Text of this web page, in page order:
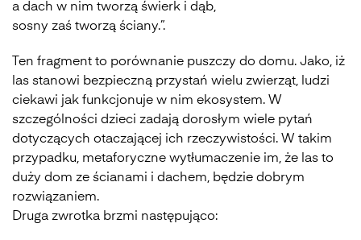
a dach w nim tworzą świerk i dąb,
sosny zaś tworzą ściany.”.
Ten fragment to porównanie puszczy do domu. Jako, iż
las stanowi bezpieczną przystań wielu zwierząt, ludzi
ciekawi jak funkcjonuje w nim ekosystem. W
szczególności dzieci zadają dorosłym wiele pytań
dotyczących otaczającej ich rzeczywistości. W takim
przypadku, metaforyczne wytłumaczenie im, że las to
duży dom ze ścianami i dachem, będzie dobrym
rozwiązaniem.
Druga zwrotka brzmi następująco: